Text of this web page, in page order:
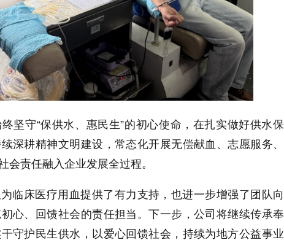
坚守“保供水、惠民生”的初心使命，在扎实做好供水保
深耕精神文明建设，常态化开展无偿献血、志愿服务、
会责任融入企业发展全过程。
临床医疗用血提供了有力支持，也进一步增强了团队向
心、回馈社会的责任担当。下一步，公司将继续传承奉
守护民生供水，以爱心回馈社会，持续为地方公益事业